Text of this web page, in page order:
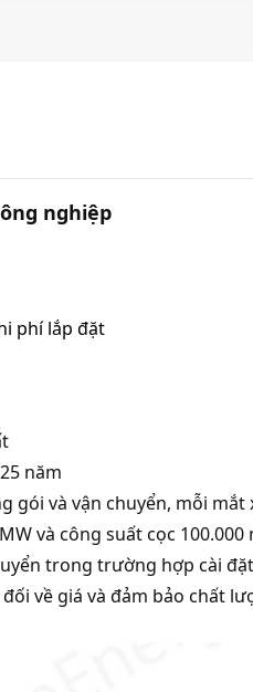
nghiệp
phí lắp đặt
năm
gói và vận chuyển, mỗi
và công suất cọc 100.000
trong trường hợp cài
về giá và đảm bảo chất